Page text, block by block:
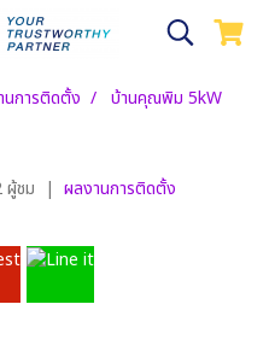
นการติดตั้ง บ้านคุณพิม 5kW
ผู้ชม | ผลงานการติดตั้ง